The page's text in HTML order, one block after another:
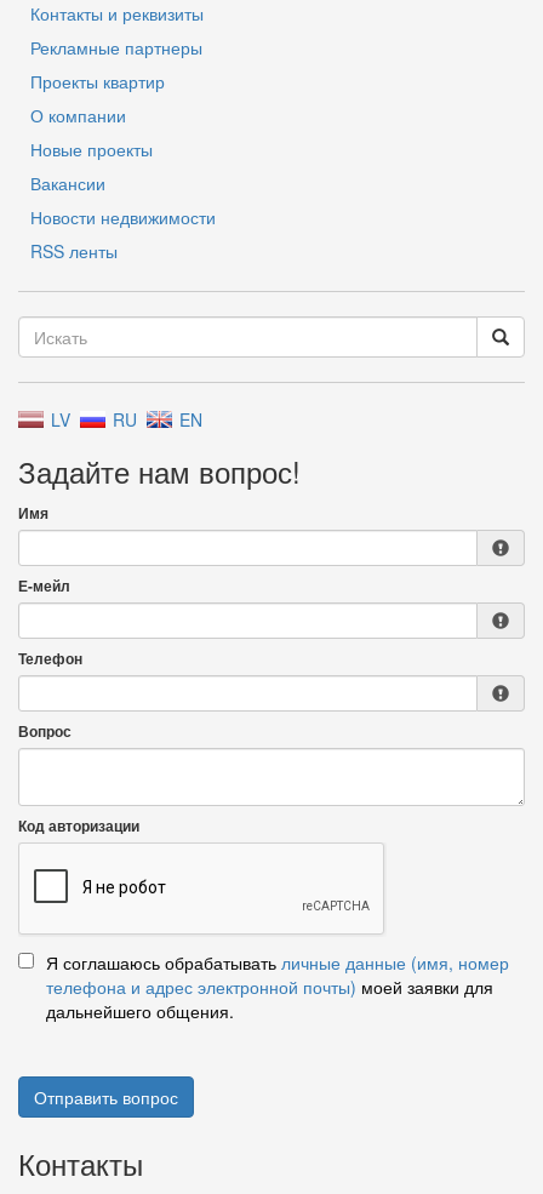
Контакты и реквизиты
Рекламные партнеры
Проекты квартир
О компании
Новые проекты
Вакансии
Новости недвижимости
RSS ленты
LV RU EN
Задайте нам вопрос!
Имя
Е-мейл
Телефон
Вопрос
Код авторизации
Я соглашаюсь обрабатывать личные данные (имя, номер
телефона и адрес электронной почты) моей заявки для
дальнейшего общения.
Отправить вопрос
Контакты